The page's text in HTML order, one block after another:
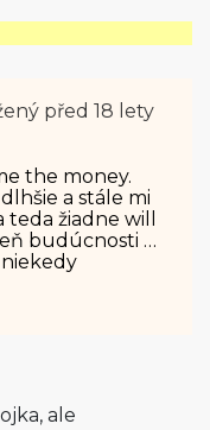
před 18 lety
the money.
a stále mi
teda žiadne will
budúcnosti …
ale